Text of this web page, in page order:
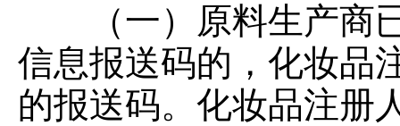
（一）原料生产商已
信息报送码的，化妆品
的报送码。化妆品注册